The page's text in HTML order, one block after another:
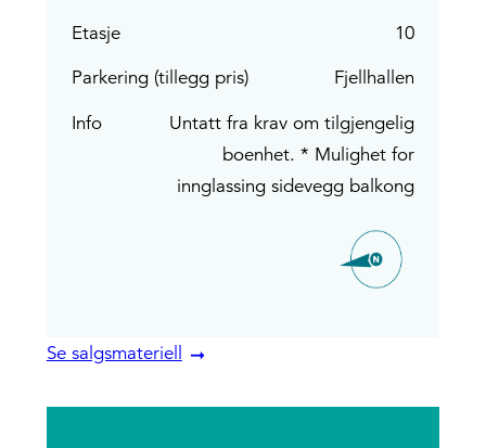
Etasje
10
Parkering (tillegg pris)
Fjellhallen
Info
Untatt fra krav om tilgjengelig
boenhet. * Mulighet for
innglassing sidevegg balkong
Se salgsmateriell